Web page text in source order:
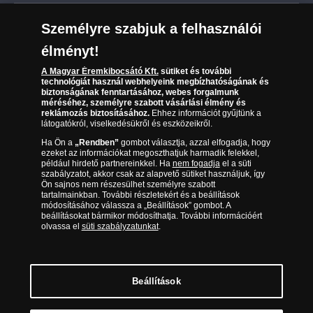
Kézbesítés
Reklamáció
Visszaküldés
Elállási űrlap
Karrier
Sütik (cookies) használata
Süti (cookies)Beállítások
Társaságunkról
Az érmék és érmek ára és értéke
Gyakran ismételt kérdések
Adatkezelés
06 80 888 889
(díjmentesen hívható hétfőtől csütörtökig 9.00 és 17.00
óra között, péntekenként 9.00 és 15.00 óra között)
Magyar Éremkibocsátó Kft. 1134 Budapest, Váci út 33. Cégjegyzékszám: 01-09-
957944, Adószám: 23275395-2-41 A Társaság a Magyar Kereskedelmi
Személyre szabjuk a felhasználói
élményt!
A Magyar Éremkibocsátó Kft.sütiket és további
technológiát használ webhelyeink megbízhatóságának és
biztonságának fenntartásához, webes forgalmunk
méréséhez, személyre szabott vásárlási élmény és
reklámozás biztosításához.Ehhez információt gyűjtünk a
látogatókról, viselkedésükről és eszközeikről.
Ha Ön a „Rendben”gombot választja, azzal elfogadja, hogy
ezeket az információkat megoszthatjuk harmadik felekkel,
például hirdető partnereinkkel. Ha nem fogadjael a süti
szabályzatot, akkor csak az alapvető sütiket használjuk, így
Ön sajnos nem részesülhet személyre szabott
tartalmainkban. További részletekért és a beállítások
módosításához válassza a „Beállítások” gombot. A
beállításokat bármikor módosíthatja. További információért
olvassa el süti szabályzatunkat.
Beállítások